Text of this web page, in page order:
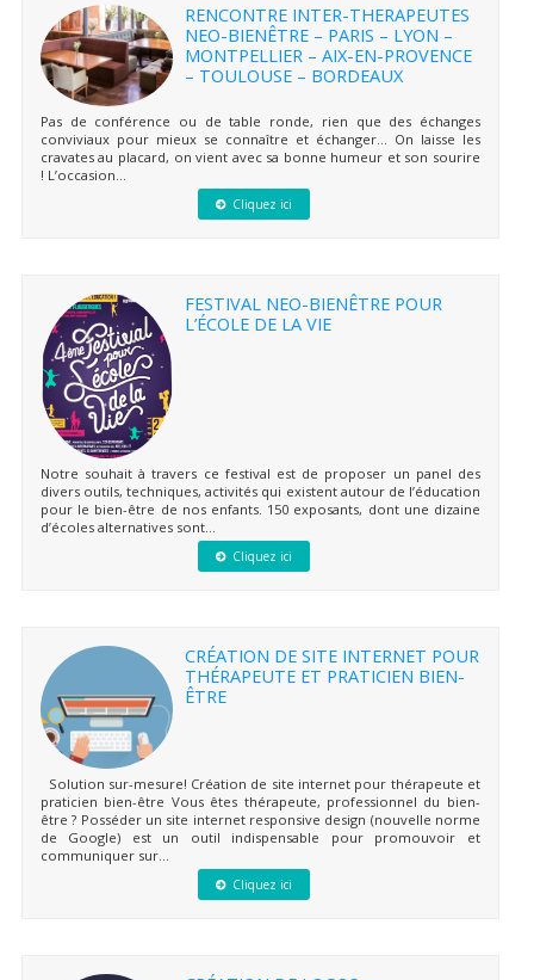
RENCONTRE INTER-THERAPEUTES
NEO-BIENÊTRE – PARIS – LYON –
MONTPELLIER – AIX-EN-PROVENCE
– TOULOUSE – BORDEAUX
Pas de conférence ou de table ronde, rien que des échanges
conviviaux pour mieux se connaître et échanger… On laisse les
cravates au placard, on vient avec sa bonne humeur et son sourire
! L’occasion...
Cliquez ici
FESTIVAL NEO-BIENÊTRE POUR
L’ÉCOLE DE LA VIE
Notre souhait à travers ce festival est de proposer un panel des
divers outils, techniques, activités qui existent autour de l’éducation
pour le bien-être de nos enfants. 150 exposants, dont une dizaine
d’écoles alternatives sont...
Cliquez ici
CRÉATION DE SITE INTERNET POUR
THÉRAPEUTE ET PRATICIEN BIEN-
ÊTRE
Solution sur-mesure! Création de site internet pour thérapeute et
praticien bien-être Vous êtes thérapeute, professionnel du bien-
être ? Posséder un site internet responsive design (nouvelle norme
de Google) est un outil indispensable pour promouvoir et
communiquer sur...
Cliquez ici